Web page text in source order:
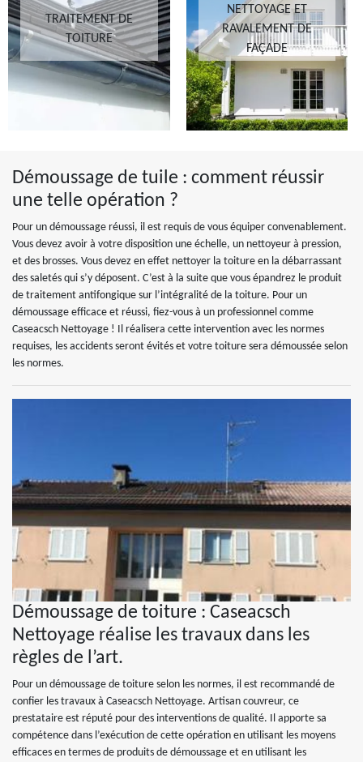
TRAITEMENT DE
TOITURE
NETTOYAGE ET
RAVALEMENT DE
FAÇADE
Démoussage de tuile : comment réussir
une telle opération ?
Pour un démoussage réussi, il est requis de vous équiper convenablement.
Vous devez avoir à votre disposition une échelle, un nettoyeur à pression,
et des brosses. Vous devez en effet nettoyer la toiture en la débarrassant
des saletés qui s’y déposent. C’est à la suite que vous épandrez le produit
de traitement antifongique sur l’intégralité de la toiture. Pour un
démoussage efficace et réussi, fiez-vous à un professionnel comme
Caseacsch Nettoyage ! Il réalisera cette intervention avec les normes
requises, les accidents seront évités et votre toiture sera démoussée selon
les normes.
Démoussage de toiture : Caseacsch
Nettoyage réalise les travaux dans les
règles de l’art.
Pour un démoussage de toiture selon les normes, il est recommandé de
confier les travaux à Caseacsch Nettoyage. Artisan couvreur, ce
prestataire est réputé pour des interventions de qualité. Il apporte sa
compétence dans l’exécution de cette opération en utilisant les moyens
efficaces en termes de produits de démoussage et en utilisant les